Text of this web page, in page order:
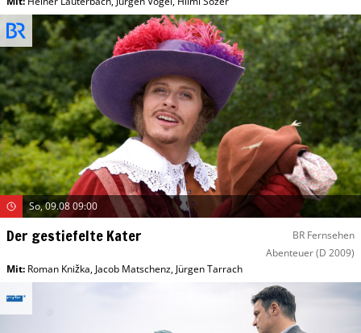
So, 09.08 09:00
Der gestiefelte Kater
BR Fernsehen
Abenteuer(D 2009)
Mit: Roman Knižka, Jacob Matschenz, Jürgen Tarrach